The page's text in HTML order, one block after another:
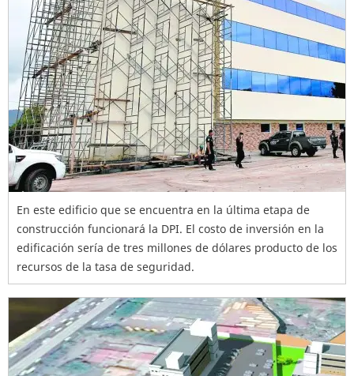
En este edificio que se encuentra en la última etapa de
construcción funcionará la DPI. El costo de inversión en la
edificación sería de tres millones de dólares producto de los
recursos de la tasa de seguridad.